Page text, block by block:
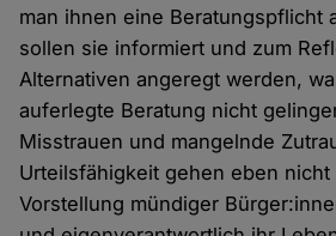
man ihnen eine Beratungspflicht
sollen sie informiert und zum
Alternativen angeregt werden,
auferlegte Beratung nicht
Misstrauen und mangelnde
Urteilsfähigkeit gehen eben
Vorstellung mündiger